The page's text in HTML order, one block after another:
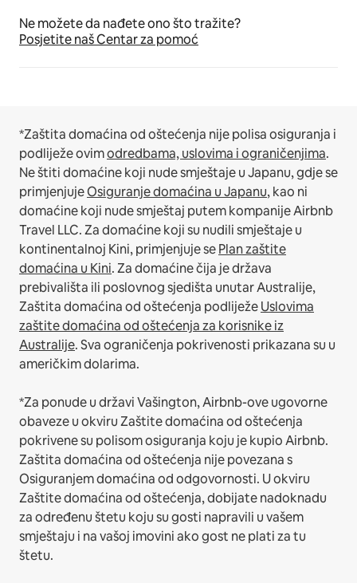
Ne možete da nađete ono što tražite?
Posjetite naš Centar za pomoć
*Zaštita domaćina od oštećenja nije polisa osiguranja i
podliježe ovimodredbama, uslovima i ograničenjima.
Ne štiti domaćine koji nude smještaje u Japanu, gdje se
primjenjujeOsiguranje domaćina u Japanu, kao ni
domaćine koji nude smještaj putem kompanije Airbnb
Travel LLC.Za domaćine koji su nudili smještaje u
kontinentalnoj Kini, primjenjuje sePlan zaštite
domaćina u Kini.Za domaćine čija je država
prebivališta ili poslovnog sjedišta unutar Australije,
Zaštita domaćina od oštećenja podliježeUslovima
zaštite domaćina od oštećenja za korisnike iz
Australije. Sva ograničenja pokrivenosti prikazana su u
američkim dolarima.
*Za ponude u državi Vašington, Airbnb-ove ugovorne
obaveze u okviru Zaštite domaćina od oštećenja
pokrivene su polisom osiguranja koju je kupio Airbnb.
Zaštita domaćina od oštećenja nije povezana s
Osiguranjem domaćina od odgovornosti. U okviru
Zaštite domaćina od oštećenja, dobijate nadoknadu
za određenu štetu koju su gosti napravili u vašem
smještaju i na vašoj imovini ako gost ne plati za tu
štetu.